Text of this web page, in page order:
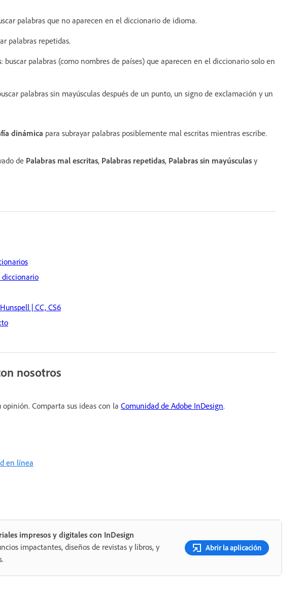
palabras que no aparecen en el diccionario de idioma.
palabras repetidas.
: buscar palabras (como nombres de países) que aparecen en el diccionario solo en
palabras sin mayúsculas después de un punto, un signo de exclamación y un
dinámica para subrayar palabras posiblemente mal escritas mientras escribe.
de Palabras mal escritas, Palabras repetidas, Palabras sin mayúsculas y
diccionario
| CC, CS6
nosotros
Comparta sus ideas con la Comunidad de Adobe InDesign.
en línea
impresos y digitales con InDesign
impactantes, diseños de revistas y libros, y
Abrir la aplicación